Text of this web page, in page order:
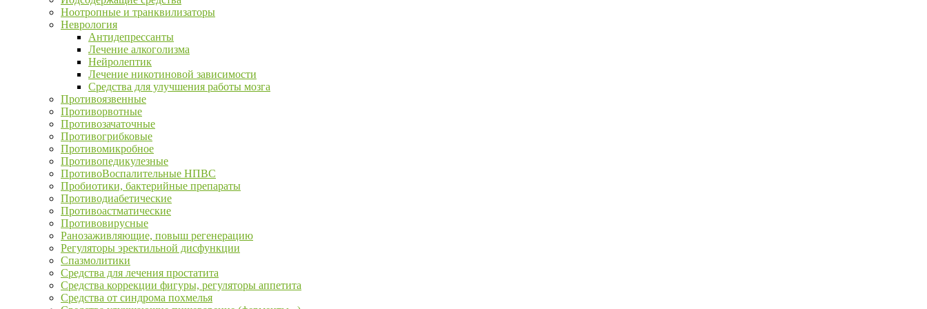
Ноотропные и транквилизаторы
Неврология
Антидепрессанты
Лечение алкоголизма
Нейролептик
Лечение никотиновой зависимости
Средства для улучшения работы мозга
Противоязвенные
Противорвотные
Противозачаточные
Противогрибковые
Противомикробное
Противопедикулезные
ПротивоВоспалительные НПВС
Пробиотики, бактерийные препараты
Противодиабетические
Противоастматические
Противовирусные
Ранозаживляющие, повыш регенерацию
Регуляторы эректильной дисфункции
Спазмолитики
Средства для лечения простатита
Средства коррекции фигуры, регуляторы аппетита
Средства от синдрома похмелья